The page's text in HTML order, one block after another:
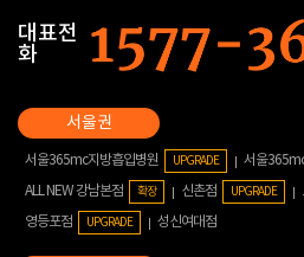
대표전
화
서울365mc지방흡입병원 UPGRADE 서울
ALL NEW 강남본점 확장 신촌점 UPGRADE
영등포점
UPGRADE 성신여대점